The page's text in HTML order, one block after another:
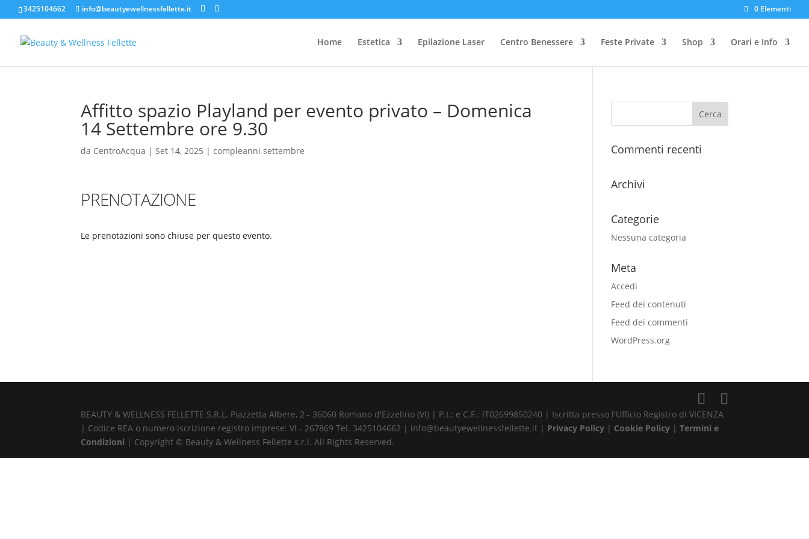
3425104662 info@beautyewellnessfellette.it 0 Elementi
Home Estetica Epilazione Laser Centro Benessere Feste Private Shop Orari e Info
Affitto spazio Playland per evento privato – Domenica
14 Settembre ore 9.30
da CentroAcqua |Set 14, 2025 |compleanni settembre
PRENOTAZIONE
Le prenotazioni sono chiuse per questo evento.
Commenti recenti
Archivi
Categorie
Nessuna categoria
Meta
Accedi
Feed dei contenuti
Feed dei commenti
WordPress.org
BEAUTY & WELLNESS FELLETTE S.R.L. Piazzetta Albere, 2 - 36060 Romano d'Ezzelino (VI) | P.I.: e C.F.: IT02699850240 | Iscritta presso l'Ufficio Registro di VICENZA
| Codice REA o numero iscrizione registro imprese: VI - 267869 Tel. 3425104662 | info@beautyewellnessfellette.it | Privacy Policy | Cookie Policy |Termini e
Condizioni | Copyright © Beauty & Wellness Fellette s.r.l. All Rights Reserved.